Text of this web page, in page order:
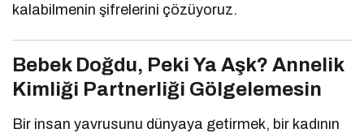
kalabilmenin şifrelerini çözüyoruz.
Bebek Doğdu, Peki Ya Aşk? Annelik
Kimliği Partnerliği Gölgelemesin
Bir insan yavrusunu dünyaya getirmek, bir kadının